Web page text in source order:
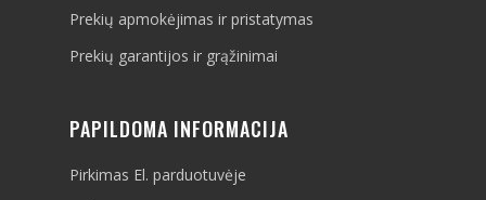
Prekių apmokėjimas ir pristatymas
Prekių garantijos ir grąžinimai
PAPILDOMA INFORMACIJA
Pirkimas El. parduotuvėje